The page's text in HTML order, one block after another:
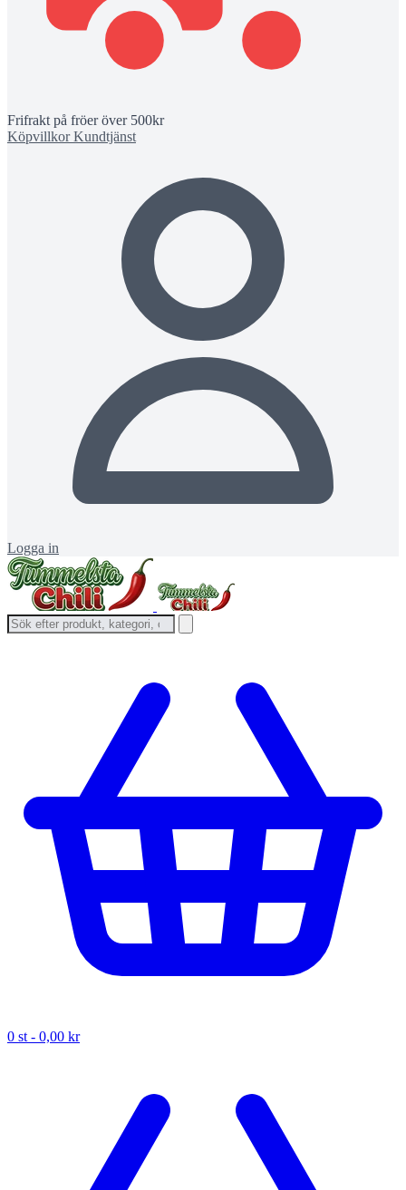
Frifrakt på fröer över 500kr
KöpvillkorKundtjänst
Logga in
0 st - 0,00 kr